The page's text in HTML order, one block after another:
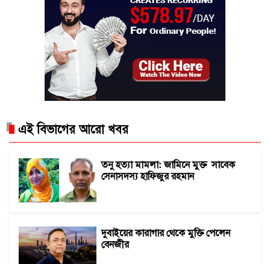
এই বিভাগের আরো খবর
তনু হত্যা মামলা: জামিনে মুক্ত সাবেক
সেনাসদস্য হাফিজুর রহমান
দুবাইয়ের কারাগার থেকে মুক্তি পেলেন
বেনজীর